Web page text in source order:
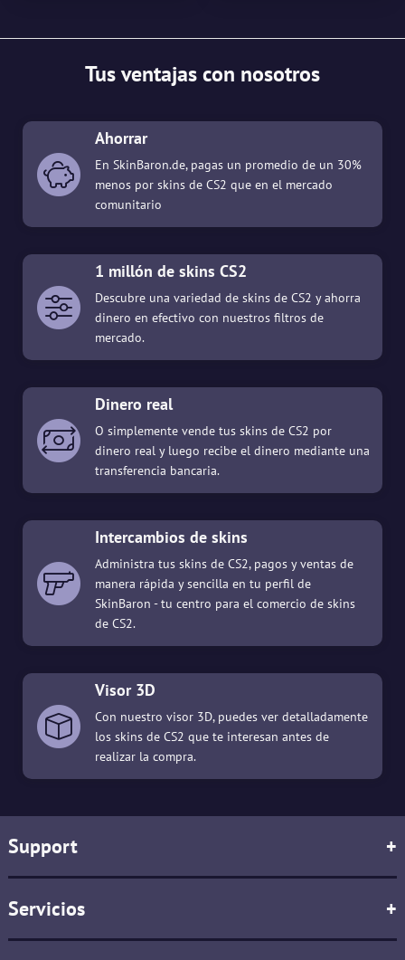
Tus ventajas con nosotros
Ahorrar
En SkinBaron.de, pagas un promedio de un 30%
menos por skins de CS2 que en el mercado
comunitario
1 millón de skins CS2
Descubre una variedad de skins de CS2 y ahorra
dinero en efectivo con nuestros filtros de
mercado.
Dinero real
O simplemente vende tus skins de CS2 por
dinero real y luego recibe el dinero mediante una
transferencia bancaria.
Intercambios de skins
Administra tus skins de CS2, pagos y ventas de
manera rápida y sencilla en tu perfil de
SkinBaron - tu centro para el comercio de skins
de CS2.
Visor 3D
Con nuestro visor 3D, puedes ver detalladamente
los skins de CS2 que te interesan antes de
realizar la compra.
Support +
Servicios +